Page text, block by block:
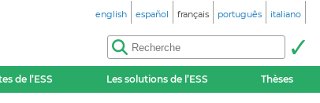
english español français português italiano
de l’ESS Les solutions de l’ESS Thèses